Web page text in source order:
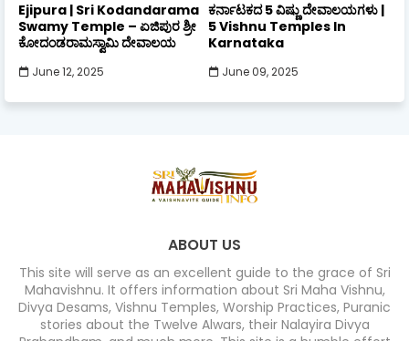
Ejipura | Sri Kodandarama
Swamy Temple – ಏಜಿಪುರ ಶ್ರೀ
ಕೋದಂಡರಾಮಸ್ವಾಮಿ ದೇವಾಲಯ
June 12, 2025
ಕರ್ನಾಟಕದ 5 ವಿಷ್ಣು ದೇವಾಲಯಗಳು |
5 Vishnu Temples In
Karnataka
June 09, 2025
ABOUT US
This site will serve as an excellent guide to the grace of Sri
Mahavishnu. It offers information about Sri Maha Vishnu,
Divya Desams, Vishnu Temples, Worship Practices, Puranic
stories about the Twelve Alwars, their Nalayira Divya